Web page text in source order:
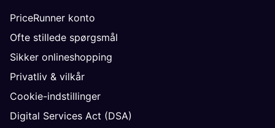
PriceRunner konto
Ofte stillede spørgsmål
Sikker onlineshopping
Privatliv & vilkår
Cookie-indstillinger
Digital Services Act (DSA)